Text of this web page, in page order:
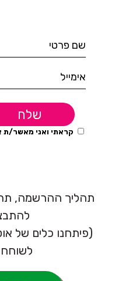
קראתי ואני מאשר/ת
תהליך ההרשמה,
(פיתחנו כלים של
לשוחח